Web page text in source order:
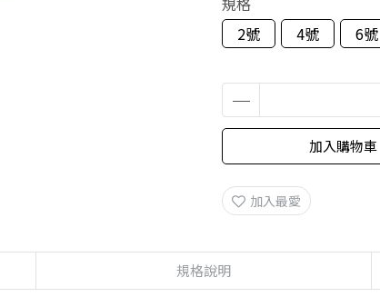
2號
4號 6號
加入購物車
加入最愛
規格說明